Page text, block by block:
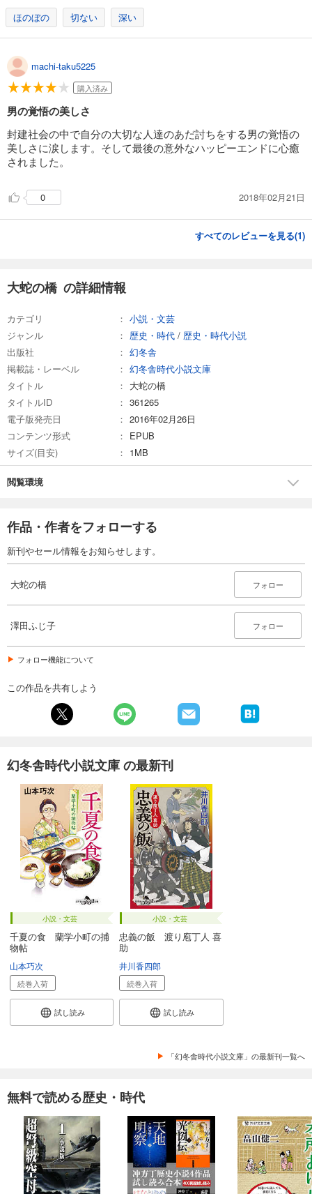
ほのぼの 切ない 深い
machi-taku5225
購入済み
男の覚悟の美しさ
封建社会の中で自分の大切な人達のあだ討ちをする男の覚悟の
美しさに涙します。そして最後の意外なハッピーエンドに心癒
されました。
0 2018年02月21日
すべてのレビューを見る(1)
大蛇の橋 の詳細情報
カテゴリ
小説・文芸
ジャンル
歴史・時代 / 歴史・時代小説
出版社
幻冬舎
掲載誌・レーベル
幻冬舎時代小説文庫
タイトル
大蛇の橋
タイトルID
361265
電子版発売日
2016年02月26日
コンテンツ形式
EPUB
サイズ(目安)
1MB
閲覧環境
作品・作者をフォローする
新刊やセール情報をお知らせします。
大蛇の橋 フォロー
澤田ふじ子 フォロー
フォロー機能について
この作品を共有しよう
幻冬舎時代小説文庫 の最新刊
小説・文芸
千夏の食 蘭学小町の捕
物帖
山本巧次
続巻入荷
試し読み
小説・文芸
忠義の飯 渡り庖丁人 喜
助
井川香四郎
続巻入荷
試し読み
「幻冬舎時代小説文庫」の最新刊一覧へ
無料で読める歴史・時代